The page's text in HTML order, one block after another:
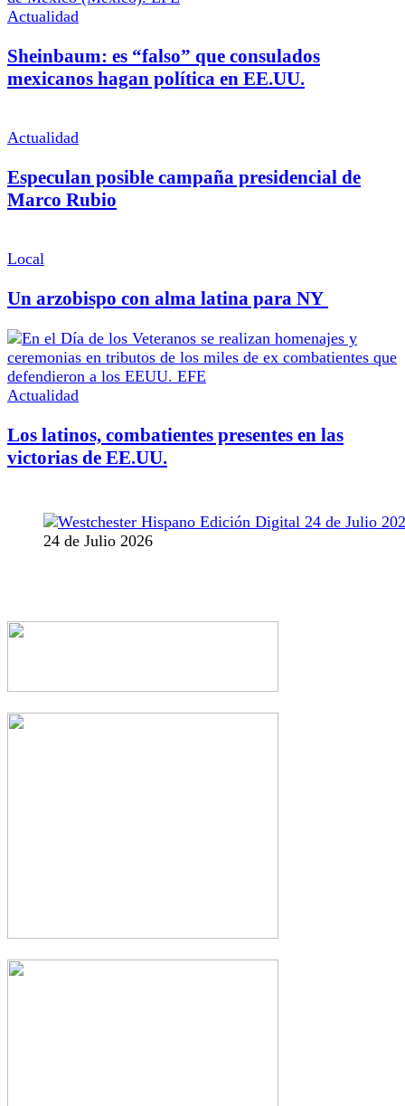
Actualidad
Sheinbaum: es “falso” que consulados
mexicanos hagan política en EE.UU.
Actualidad
Especulan posible campaña presidencial de
Marco Rubio
Local
Un arzobispo con alma latina para NY
Actualidad
Los latinos, combatientes presentes en las
victorias de EE.UU.
24 de Julio 2026